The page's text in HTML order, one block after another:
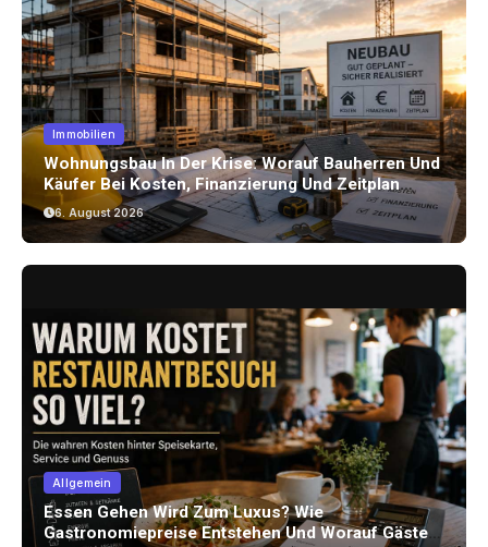
Immobilien
Wohnungsbau In Der Krise: Worauf Bauherren Und
Käufer Bei Kosten, Finanzierung Und Zeitplan
Achten Sollten
6. August 2026
Allgemein
Essen Gehen Wird Zum Luxus? Wie
Gastronomiepreise Entstehen Und Worauf Gäste